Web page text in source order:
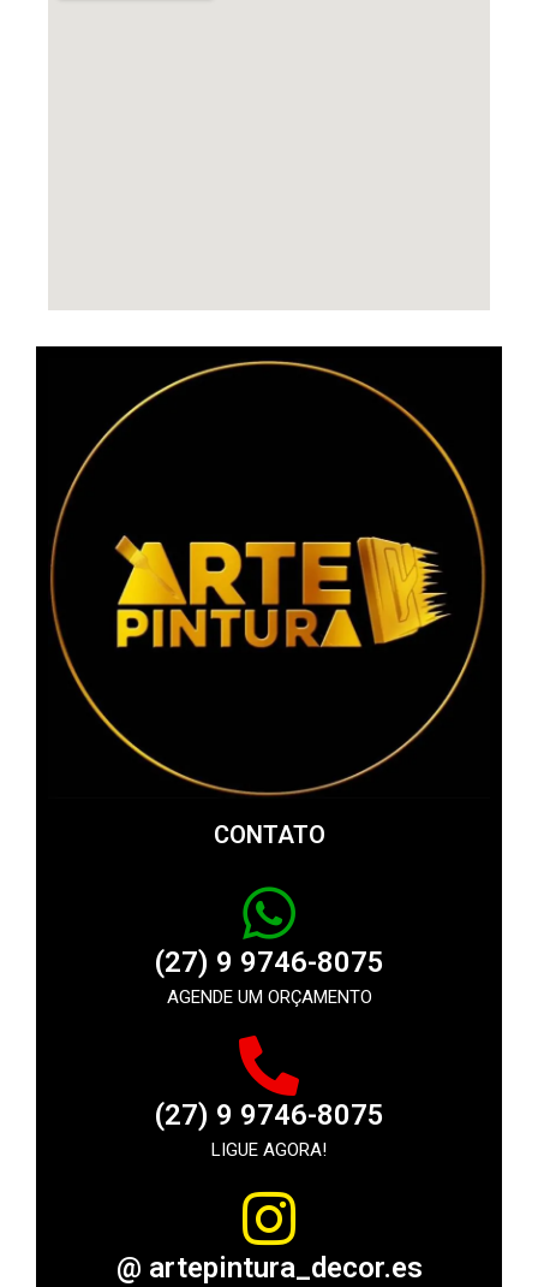
CONTATO
(27) 9 9746-8075
AGENDE UM ORÇAMENTO
(27) 9 9746-8075
LIGUE AGORA!
@ artepintura_decor.es